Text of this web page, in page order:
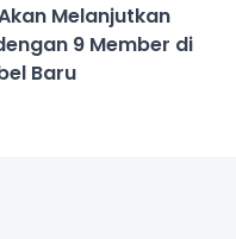
Akan Melanjutkan
9 Member di
Baru